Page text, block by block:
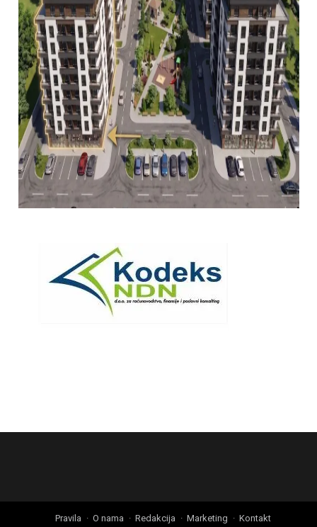
Pravila O nama Redakcija Marketing Kontakt